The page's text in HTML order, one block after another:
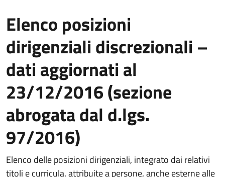
Elenco posizioni
dirigenziali discrezionali –
dati aggiornati al
23/12/2016 (sezione
abrogata dal d.lgs.
97/2016)
Elenco delle posizioni dirigenziali, integrato dai relativi
titoli e curricula, attribuite a persone, anche esterne alle